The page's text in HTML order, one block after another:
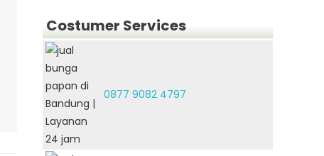
Costumer Services
0877 9082 4797